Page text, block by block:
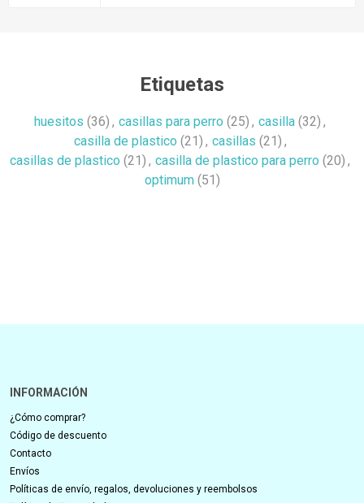
Etiquetas
huesitos (36) , casillas para perro (25) , casilla (32) ,
casilla de plastico (21) , casillas (21) ,
casillas de plastico (21) , casilla de plastico para perro (20) ,
optimum (51)
INFORMACIÓN
¿Cómo comprar?
Código de descuento
Contacto
Envíos
Políticas de envío, regalos, devoluciones y reembolsos